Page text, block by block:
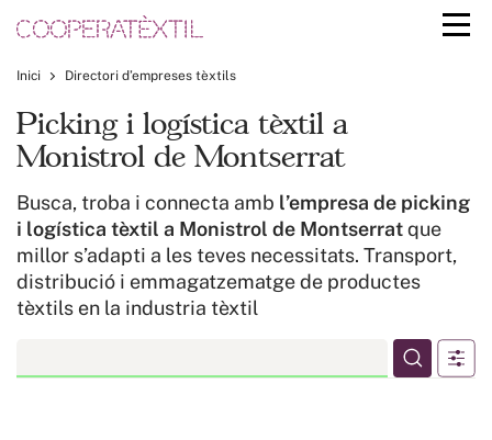
Inici Directori d’empreses tèxtils
Picking i logística tèxtil a
Monistrol de Montserrat
Busca, troba i connecta amb l’empresa de picking
i logística tèxtil a Monistrol de Montserratque
millor s’adapti a les teves necessitats. Transport,
distribució i emmagatzematge de productes
tèxtils en la industria tèxtil